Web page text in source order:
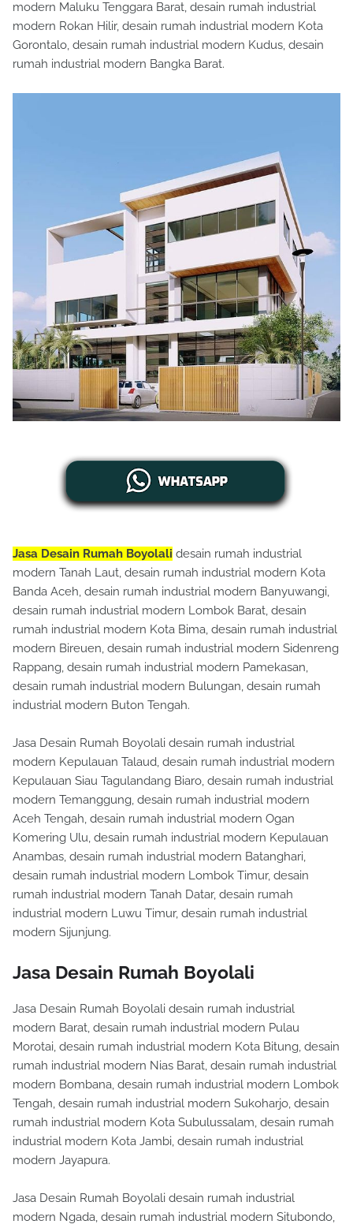
modern Maluku Tenggara Barat, desain rumah industrial
modern Rokan Hilir, desain rumah industrial modern Kota
Gorontalo, desain rumah industrial modern Kudus, desain
rumah industrial modern Bangka Barat.
Jasa Desain Rumah Boyolali desain rumah industrial
modern Tanah Laut, desain rumah industrial modern Kota
Banda Aceh, desain rumah industrial modern Banyuwangi,
desain rumah industrial modern Lombok Barat, desain
rumah industrial modern Kota Bima, desain rumah industrial
modern Bireuen, desain rumah industrial modern Sidenreng
Rappang, desain rumah industrial modern Pamekasan,
desain rumah industrial modern Bulungan, desain rumah
industrial modern Buton Tengah.
Jasa Desain Rumah Boyolali desain rumah industrial
modern Kepulauan Talaud, desain rumah industrial modern
Kepulauan Siau Tagulandang Biaro, desain rumah industrial
modern Temanggung, desain rumah industrial modern
Aceh Tengah, desain rumah industrial modern Ogan
Komering Ulu, desain rumah industrial modern Kepulauan
Anambas, desain rumah industrial modern Batanghari,
desain rumah industrial modern Lombok Timur, desain
rumah industrial modern Tanah Datar, desain rumah
industrial modern Luwu Timur, desain rumah industrial
modern Sijunjung.
Jasa Desain Rumah Boyolali
Jasa Desain Rumah Boyolali desain rumah industrial
modern Barat, desain rumah industrial modern Pulau
Morotai, desain rumah industrial modern Kota Bitung, desain
rumah industrial modern Nias Barat, desain rumah industrial
modern Bombana, desain rumah industrial modern Lombok
Tengah, desain rumah industrial modern Sukoharjo, desain
rumah industrial modern Kota Subulussalam, desain rumah
industrial modern Kota Jambi, desain rumah industrial
modern Jayapura.
Jasa Desain Rumah Boyolali desain rumah industrial
modern Ngada, desain rumah industrial modern Situbondo,